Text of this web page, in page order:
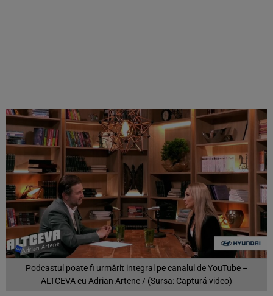
Podcastul poate fi urmărit integral pe canalul de YouTube –
ALTCEVA cu Adrian Artene / (Sursa: Captură video)